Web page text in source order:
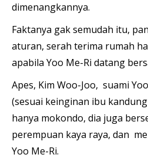
dimenangkannya.
Faktanya gak semudah itu,
aturan, serah terima rumah
apabila Yoo Me-Ri datang
Apes, Kim Woo-Joo, suami
(sesuai keinginan ibu
hanya mokondo, dia juga
perempuan kaya raya, dan
Yoo Me-Ri.